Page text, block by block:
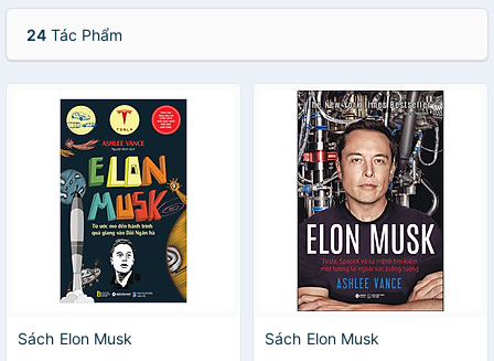
24 Tác Phẩm
Sách Elon Musk Sách Elon Musk